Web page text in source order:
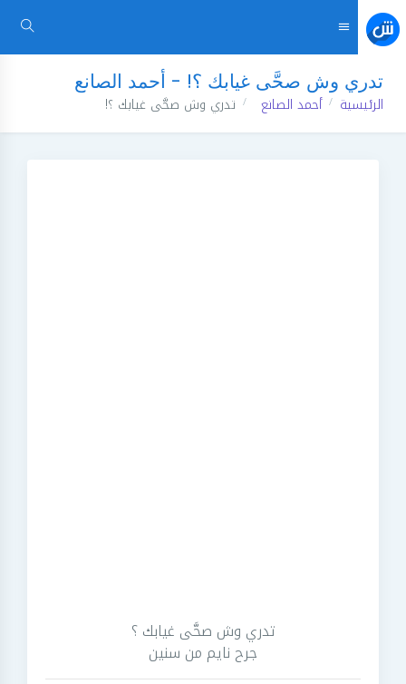
تدري وش صحَّى غيابك ؟! - أحمد الصانع
الرئيسية أحمد الصانع تدري وش صحَّى غيابك ؟!
تدري وش صحَّى غيابك ؟
جرح نايم من سنين